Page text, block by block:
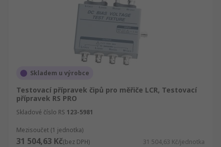
Skladem u výrobce
Testovací přípravek čipů pro měřiče LCR, Testovací
přípravek RS PRO
Skladové číslo RS 123-5981
Mezisoučet (1 jednotka)
31 504,63 Kč(bez DPH) 31 504,63 Kč/jednotka